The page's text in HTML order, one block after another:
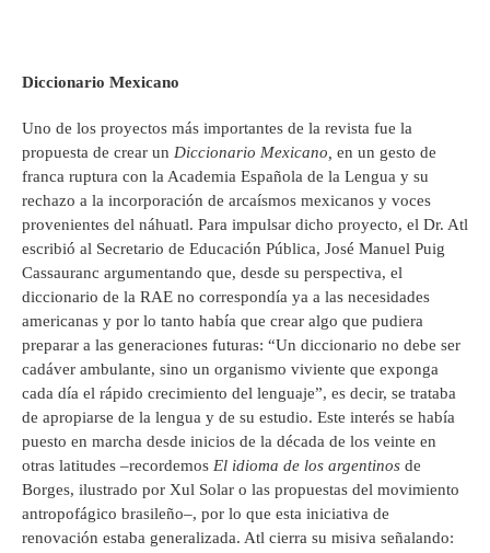
Diccionario Mexicano
Uno de los proyectos más importantes de la revista fue la
propuesta de crear un Diccionario Mexicano, en un gesto de
franca ruptura con la Academia Española de la Lengua y su
rechazo a la incorporación de arcaísmos mexicanos y voces
provenientes del náhuatl. Para impulsar dicho proyecto, el Dr. Atl
escribió al Secretario de Educación Pública, José Manuel Puig
Cassauranc argumentando que, desde su perspectiva, el
diccionario de la RAE no correspondía ya a las necesidades
americanas y por lo tanto había que crear algo que pudiera
preparar a las generaciones futuras: “Un diccionario no debe ser
cadáver ambulante, sino un organismo viviente que exponga
cada día el rápido crecimiento del lenguaje”, es decir, se trataba
de apropiarse de la lengua y de su estudio. Este interés se había
puesto en marcha desde inicios de la década de los veinte en
otras latitudes –recordemos El idioma de los argentinos de
Borges, ilustrado por Xul Solar o las propuestas del movimiento
antropofágico brasileño–, por lo que esta iniciativa de
renovación estaba generalizada. Atl cierra su misiva señalando: